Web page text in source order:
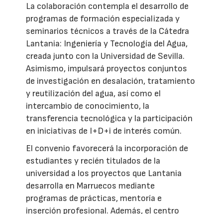
La colaboración contempla el desarrollo de
programas de formación especializada y
seminarios técnicos a través de la Cátedra
Lantania: Ingeniería y Tecnología del Agua,
creada junto con la Universidad de Sevilla.
Asimismo, impulsará proyectos conjuntos
de investigación en desalación, tratamiento
y reutilización del agua, así como el
intercambio de conocimiento, la
transferencia tecnológica y la participación
en iniciativas de I+D+i de interés común.
El convenio favorecerá la incorporación de
estudiantes y recién titulados de la
universidad a los proyectos que Lantania
desarrolla en Marruecos mediante
programas de prácticas, mentoría e
inserción profesional. Además, el centro